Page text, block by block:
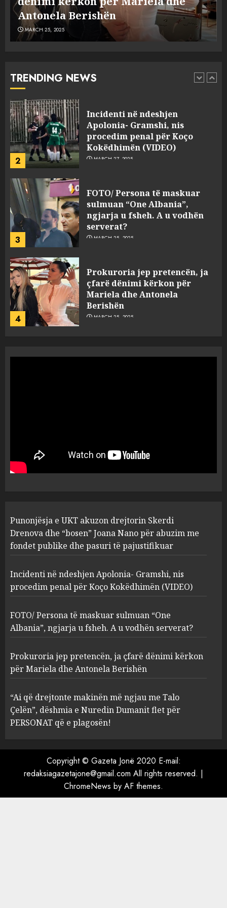
plagosën!
MARCH 25, 2025
TRENDING NEWS
5
MARCH 25, 2025
1
Punonjësja e UKT akuzon
pasuri të pajustifikuar
2
Incidenti në ndeshjen
Apolonia- Gramshi, nis
procedim penal për Koço
Kokëdhimën (VIDEO)
MARCH 27, 2025
3
FOTO/ Persona të maskuar
sulmuan “One Albania”,
ngjarja u fsheh. A u vodhën
serverat?
MARCH 25, 2025
4
Prokuroria jep pretencën, ja
çfarë dënimi kërkon për
Mariela dhe Antonela
Berishën
MARCH 25, 2025
1
“bosen” Joana Nano për
abuzim me fondet publike dhe
pasuri të pajustifikuar
2
Apolonia- Gramshi, nis
procedim penal për Koço
Kokëdhimën (VIDEO)
MARCH 27, 2025
3
FOTO/ Persona të maskuar
sulmuan “One Albania”,
ngjarja u fsheh. A u vodhën
serverat?
MARCH 25, 2025
4
Prokuroria jep pretencën, ja
çfarë dënimi kërkon për
Berishën
MARCH 25, 2025
ngjau me Talo Çelën”,
dëshmia e Nuredin Dumanit
flet për PERSONAT që e
plagosën!
Punonjësja e UKT akuzon drejtorin Skerdi
Drenova dhe “bosen” Joana Nano për abuzim me
fondet publike dhe pasuri të pajustifikuar
Incidenti në ndeshjen Apolonia- Gramshi, nis
procedim penal për Koço Kokëdhimën (VIDEO)
FOTO/ Persona të maskuar sulmuan “One
Albania”, ngjarja u fsheh. A u vodhën serverat?
Prokuroria jep pretencën, ja çfarë dënimi kërkon
për Mariela dhe Antonela Berishën
“Ai që drejtonte makinën më ngjau me Talo
Çelën”, dëshmia e Nuredin Dumanit flet për
PERSONAT që e plagosën!
Copyright © Gazeta Jonë 2020 E-mail:
redaksiagazetajone@gmail.com All rights reserved. |
ChromeNews by AF themes.